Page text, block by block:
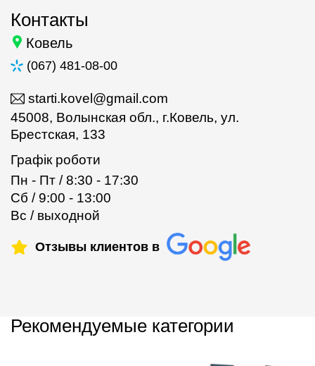
Контакты
Ковель
(067) 481-08-00
starti.kovel@gmail.com
45008, Волынская обл., г.Ковель, ул.
Брестская, 133
Графік роботи
Пн - Пт / 8:30 - 17:30
Сб / 9:00 - 13:00
Вс / выходной
Отзывы клиентов в
Рекомендуемые категории